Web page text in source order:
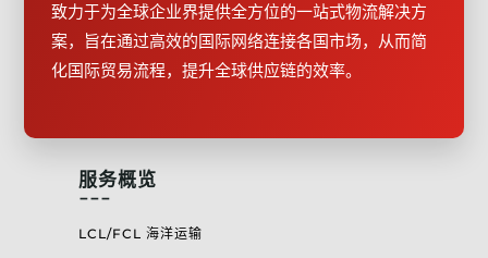
致力于为全球企业界提供全方位的一站式物流解决方
案，旨在通过高效的国际网络连接各国市场，从而简
化国际贸易流程，提升全球供应链的效率。
服务概览
---
LCL/FCL 海洋运输